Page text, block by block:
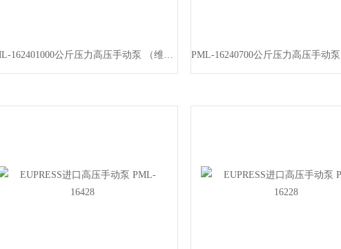
PML-162401000公斤压力高压手动泵 （维修）